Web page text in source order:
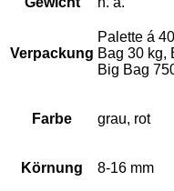
Verpackung
Palette á
Bag 30 kg,
Big Bag
Farbe grau, rot
Körnung 8-16 mm